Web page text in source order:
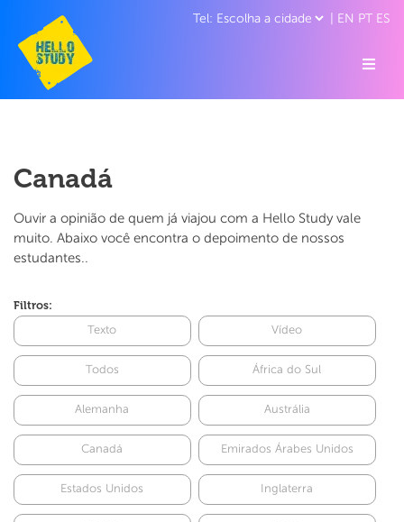
EN PT ES
Canadá
Ouvir a opinião de quem já viajou com a Hello Study vale
muito. Abaixo você encontra o depoimento de nossos
estudantes..
Filtros:
Texto Vídeo
Todos África do Sul
Alemanha Austrália
Canadá Emirados Árabes Unidos
Estados Unidos Inglaterra